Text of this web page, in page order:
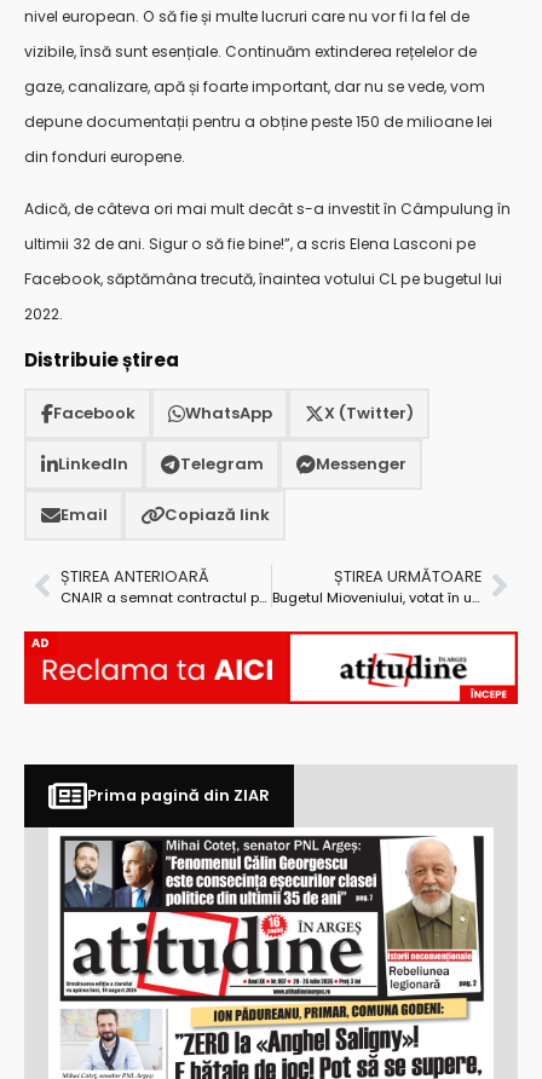
nivel european. O să fie și multe lucruri care nu vor fi la fel de
vizibile, însă sunt esențiale. Continuăm extinderea rețelelor de
gaze, canalizare, apă și foarte important, dar nu se vede, vom
depune documentații pentru a obține peste 150 de milioane lei
din fonduri europene.
Adică, de câteva ori mai mult decât s-a investit în Câmpulung în
ultimii 32 de ani. Sigur o să fie bine!”, a scris Elena Lasconi pe
Facebook, săptămâna trecută, înaintea votului CL pe bugetul lui
2022.
Distribuie știrea
Facebook WhatsApp X (Twitter)
LinkedIn Telegram Messenger
Email Copiază link
ȘTIREA ANTERIOARĂ
CNAIR a semnat contractul pentru Secțiunea 2 a autostrăzii Sibiu-Pitești!
ȘTIREA URMĂTOARE
Bugetul Mioveniului, votat în unanimitate!
AD
Prima pagină din ZIAR